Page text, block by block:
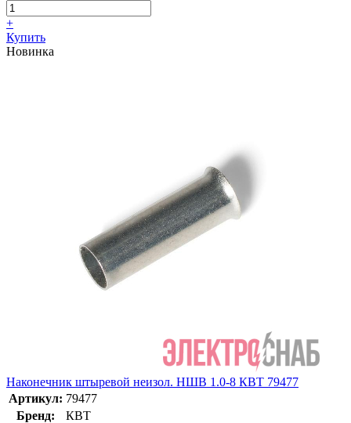
+
Купить
Новинка
Наконечник штыревой неизол. НШВ 1.0-8 КВТ 79477
Артикул: 79477
Бренд:
КВТ